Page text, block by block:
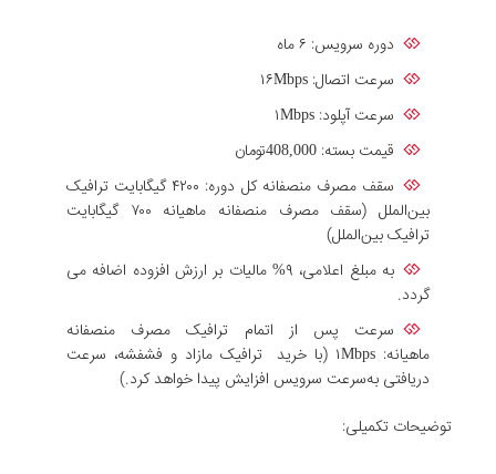
دوره سرویس: ۶ ماه
سرعت اتصال: ۱۶Mbps
سرعت آپلود: ۱Mbps
قیمت بسته: 408,000تومان
سقف مصرف منصفانه کل دوره: ۴۲۰۰ گیگابایت ترافیک
بین‌الملل (سقف مصرف منصفانه ماهیانه ۷۰۰ گیگابایت
ترافیک بین‌الملل)
به مبلغ اعلامی، ۹% مالیات بر ارزش افزوده اضافه می
گردد.
سرعت پس از اتمام ترافیک مصرف منصفانه
ماهیانه: ۱Mbps (با خرید ترافیک مازاد و فشفشه، سرعت
دریافتی به‌سرعت سرویس افزایش پیدا خواهد کرد.)
توضیحات تکمیلی: